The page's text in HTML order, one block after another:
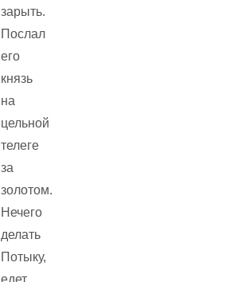
зарыть.
Послал
его
князь
на
цельной
телеге
за
золотом.
Нечего
делать
Потыку,